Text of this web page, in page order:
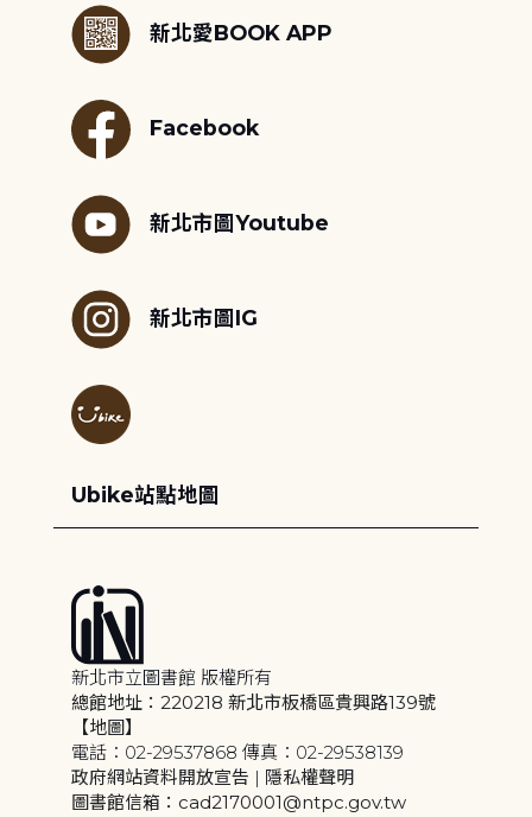
新北愛BOOK APP
Facebook
新北市圖Youtube
新北市圖IG
Ubike站點地圖
新北市立圖書館 版權所有
總館地址：220218 新北市板橋區貴興路139號
【地圖】
電話：02-29537868 傳真：02-29538139
政府網站資料開放宣告 | 隱私權聲明
圖書館信箱：cad2170001@ntpc.gov.tw